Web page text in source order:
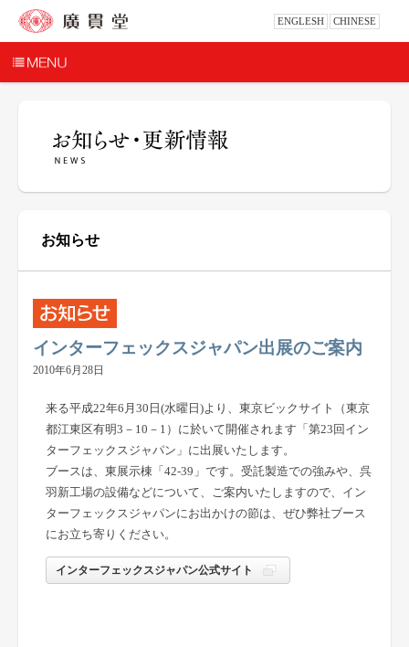
ENGLESH CHINESE
お知らせ
インターフェックスジャパン出展のご案内
2010年6月28日
来る平成22年6月30日(水曜日)より、東京ビックサイト（東京
都江東区有明3－10－1）に於いて開催されます「第23回イン
ターフェックスジャパン」に出展いたします。
ブースは、東展示棟「42-39」です。受託製造での強みや、呉
羽新工場の設備などについて、ご案内いたしますので、イン
ターフェックスジャパンにお出かけの節は、ぜひ弊社ブース
にお立ち寄りください。
インターフェックスジャパン公式サイト